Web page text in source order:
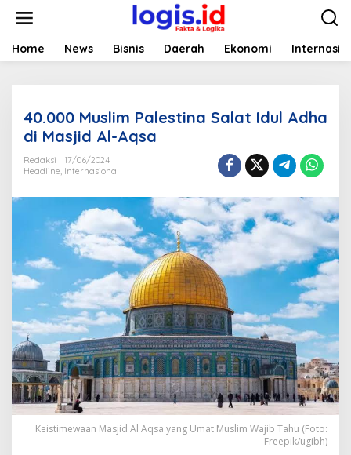
t
Home News Bisnis Daerah Ekonomi
40.000 Muslim Palestina Salat Idul Adha
di Masjid Al-Aqsa
Redaksi
17/06/2024
Headline, Internasional
Keistimewaan Masjid Al Aqsa yang Umat Muslim Wajib Tahu (Foto:
Freepik/ugibh)